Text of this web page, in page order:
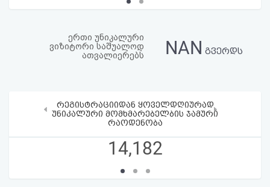
ერთი უნიკალური
ვიზიტორი საშუალოდ
ათვალიერებს
NAN გვერდს
რეგისტრაციიდან ყოველდღიურად
უნიკალური მომხმარებელბის ჯამური
რაოდენობა
14,182
‹ ›